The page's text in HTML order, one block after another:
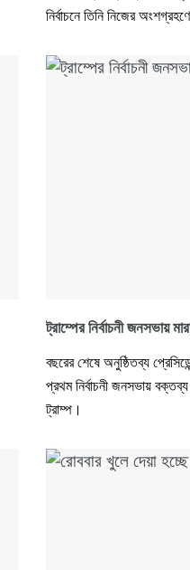
নির্বাচনে তিনি নিজের
ট্রাম্পের নির্বাচনী জনসভায়
বছরের শেষে অনুষ্ঠিতব্য
প্রথম নির্বাচনী জনসভায় বক্তব্য
ট্রাম্প।